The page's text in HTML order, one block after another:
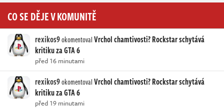
CO SE DĚJE V KOMUNITĚ
rexikos9okomentovalVrchol chamtivosti? Rockstar schytává
kritiku za GTA 6
před 16 minutami
rexikos9okomentovalVrchol chamtivosti? Rockstar schytává
kritiku za GTA 6
před 19 minutami